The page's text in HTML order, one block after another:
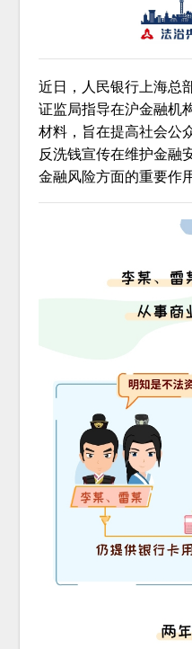
近日，人民银行上海总
证监局指导在沪金融机
材料，旨在提高社会公
反洗钱宣传在维护金融
金融风险方面的重要作用